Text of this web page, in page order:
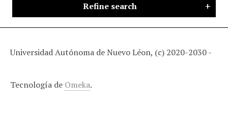
Refine search
Universidad Autónoma de Nuevo Léon, (c) 2020-2030 -
Tecnología de Omeka.